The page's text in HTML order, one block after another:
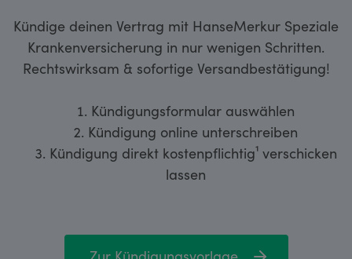
Kündige deinen Vertrag mit HanseMerkur Speziale
Krankenversicherung in nur wenigen Schritten.
Rechtswirksam & sofortige Versandbestätigung!
Kündigungsformular auswählen
Kündigung online unterschreiben
Kündigung direkt kostenpflichtig¹ verschicken
lassen